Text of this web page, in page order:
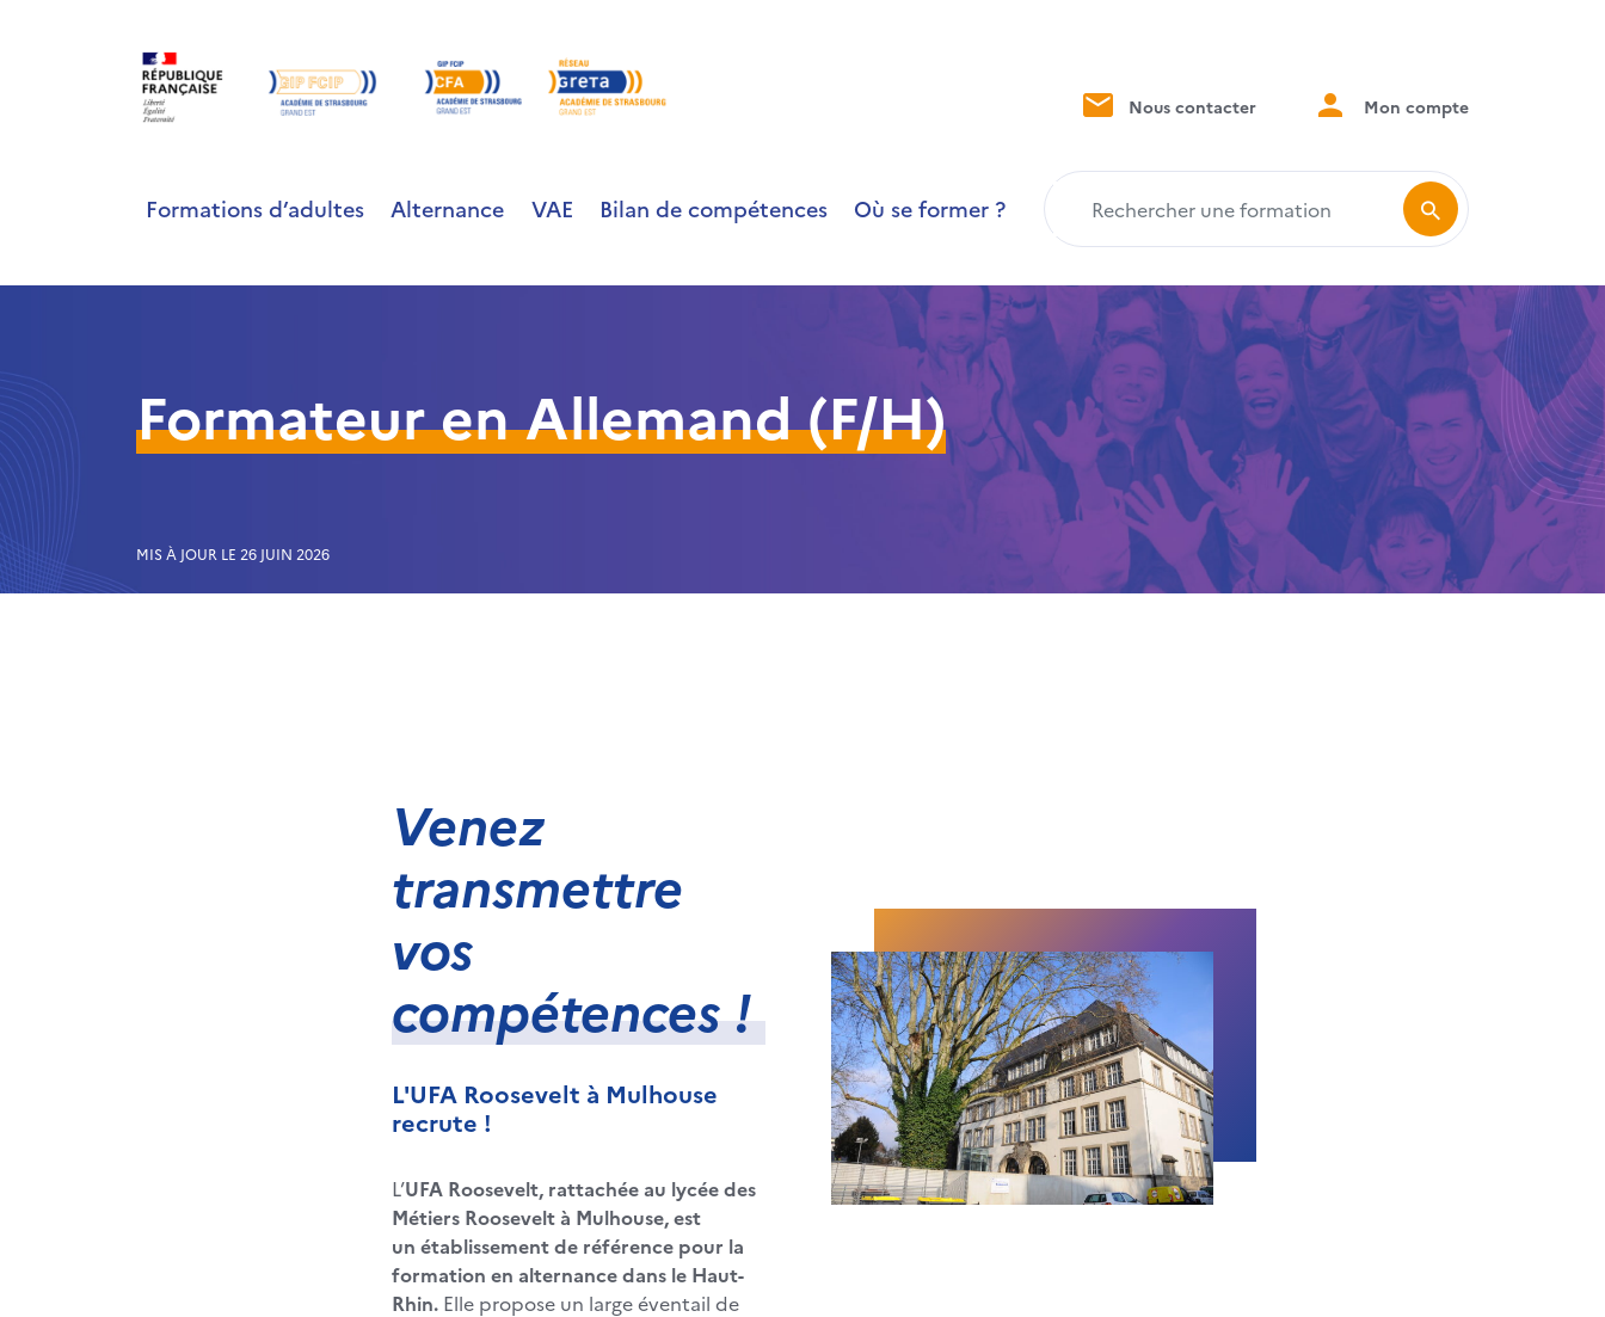
Nous contacter Mon compte
Formations d’adultes Alternance VAE Bilan de compétences Où se former ?
Formateur en Allemand (F/H)
MIS À JOUR LE 26 JUIN 2026
Venez
transmettre
vos
compétences !
L'UFA Roosevelt à Mulhouse
recrute !
L’UFA Roosevelt, rattachée au lycée des
Métiers Roosevelt à Mulhouse, est
un établissement de référence pour la
formation en alternance dans le Haut-
Rhin. Elle propose un large éventail de